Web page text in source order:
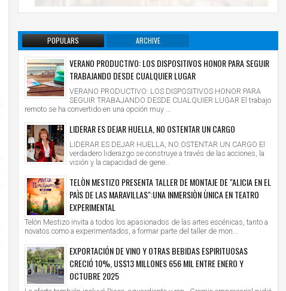
POPULARS ARCHIVE
VERANO PRODUCTIVO: LOS DISPOSITIVOS HONOR PARA SEGUIR
TRABAJANDO DESDE CUALQUIER LUGAR
VERANO PRODUCTIVO: LOS DISPOSITIVOS HONOR PARA
SEGUIR TRABAJANDO DESDE CUALQUIER LUGAR El trabajo
remoto se ha convertido en una opción muy ...
LIDERAR ES DEJAR HUELLA, NO OSTENTAR UN CARGO
LIDERAR ES DEJAR HUELLA, NO OSTENTAR UN CARGO El
verdadero liderazgo se construye a través de las acciones, la
visión y la capacidad de gene...
TELÒN MESTIZO PRESENTA TALLER DE MONTAJE DE "ALICIA EN EL
PAÌS DE LAS MARAVILLAS":UNA INMERSIÒN ÙNICA EN TEATRO
EXPERIMENTAL
Telón Mestizo invita a todos los apasionados de las artes escénicas, tanto a
novatos como a experimentados, a formar parte del taller de mon...
EXPORTACIÓN DE VINO Y OTRAS BEBIDAS ESPIRITUOSAS
CRECIÓ 10%, US$13 MILLONES 656 MIL ENTRE ENERO Y
OCTUBRE 2025